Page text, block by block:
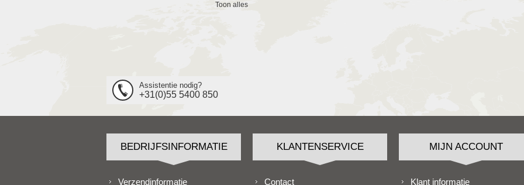
Toon alles
Assistentie nodig?
+31(0)55 5400 850
BEDRIJFSINFORMATIE
Verzendinformatie
KLANTENSERVICE
Contact
MIJN ACCOUNT
Klant informatie